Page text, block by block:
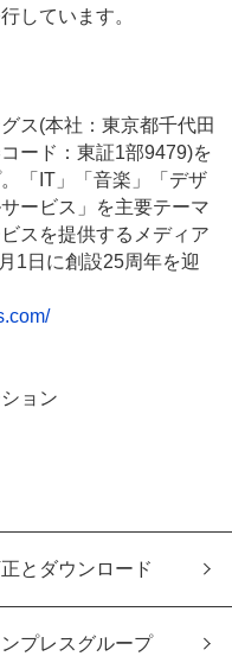
しています。
ス(本社：東京都千代田
ード：東証1部9479)を
「IT」「音楽」「デザ
ービス」を主要テーマ
スを提供するメディア
1日に創設25周年を迎
ョン
とダウンロード
プレスグループ